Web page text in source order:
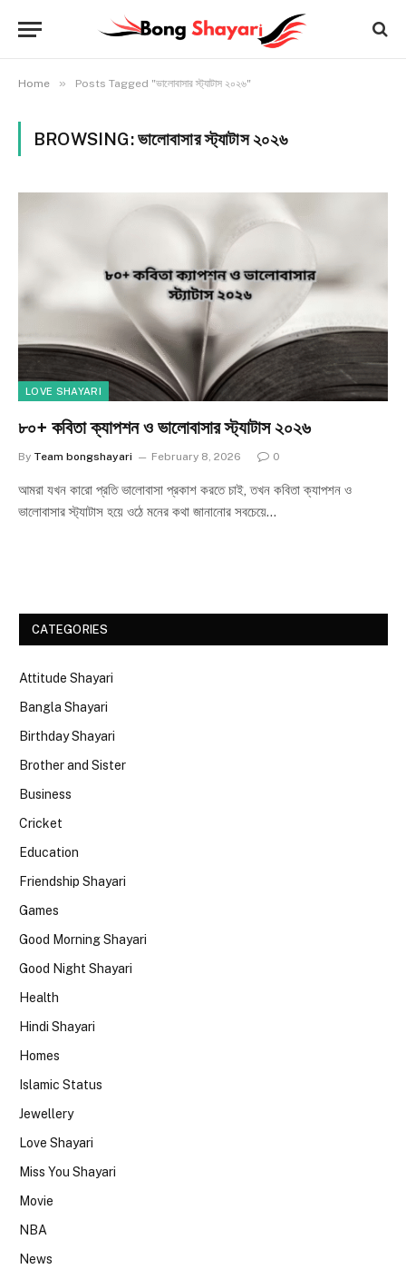
Home » Posts Tagged "ভালোবাসার স্ট্যাটাস ২০২৬"
BROWSING:ভালোবাসার স্ট্যাটাস ২০২৬
LOVE SHAYARI
৮০+ কবিতা ক্যাপশন ও ভালোবাসার স্ট্যাটাস ২০২৬
By Team bongshayari February 8, 2026 0
আমরা যখন কারো প্রতি ভালোবাসা প্রকাশ করতে চাই, তখন কবিতা ক্যাপশন ও
ভালোবাসার স্ট্যাটাস হয়ে ওঠে মনের কথা জানানোর সবচেয়ে…
CATEGORIES
Attitude Shayari
Bangla Shayari
Birthday Shayari
Brother and Sister
Business
Cricket
Education
Friendship Shayari
Games
Good Morning Shayari
Good Night Shayari
Health
Hindi Shayari
Homes
Islamic Status
Jewellery
Love Shayari
Miss You Shayari
Movie
NBA
News